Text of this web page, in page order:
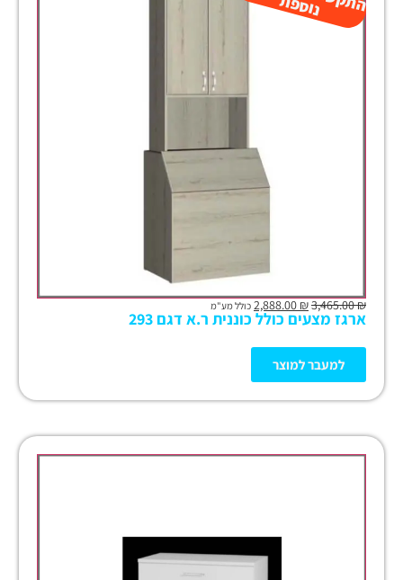
₪
3,465.00
₪ כולל מע"מ
ארגז מצעים כולל כוננית ר.א דגם 293
למעבר למוצר